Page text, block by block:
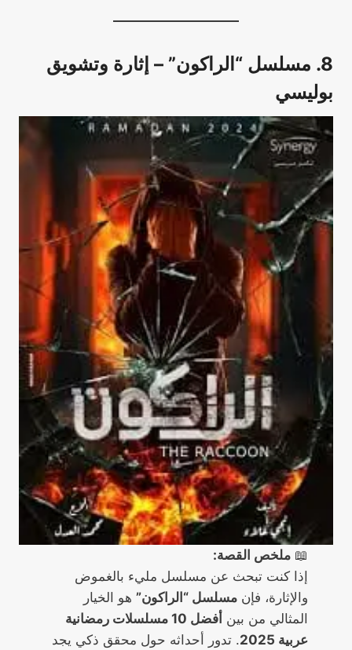
8. مسلسل “الراكون” – إثارة وتشويق
بوليسي
📖 ملخص القصة:
إذا كنت تبحث عن مسلسل مليء بالغموض
والإثارة، فإن مسلسل “الراكون” هو الخيار
المثالي من بين
أفضل 10 مسلسلات رمضانية
عربية 2025
. تدور أحداثه حول محقق ذكي يجد